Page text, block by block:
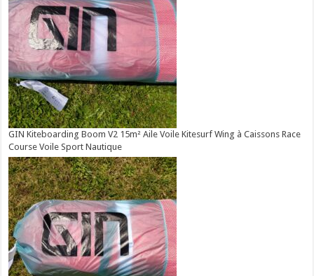
GIN Kiteboarding Boom V2 15m² Aile Voile Kitesurf Wing à Caissons Race
Course Voile Sport Nautique